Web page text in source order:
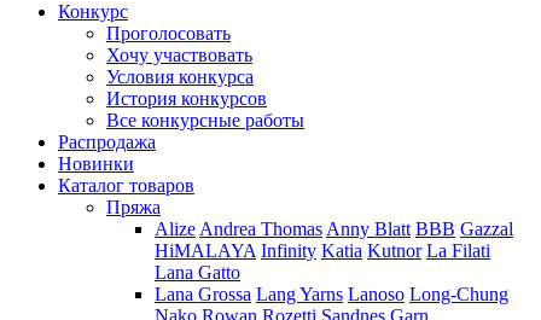
Конкурс
Проголосовать
Хочу участвовать
Условия конкурса
История конкурсов
Все конкурсные работы
Распродажа
Новинки
Каталог товаров
Пряжа
Alize Andrea Thomas Anny Blatt BBB Gazzal
HiMALAYA Infinity Katia Kutnor La Filati
Lana Gatto
Lana Grossa Lang Yarns Lanoso Long-Chung
Nako Rowan Rozetti Sandnes Garn